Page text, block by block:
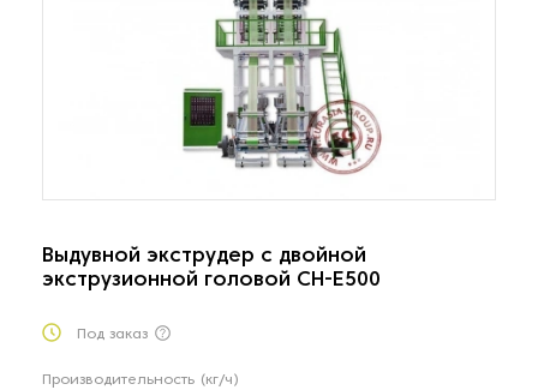
Выдувной экструдер с двойной
экструзионной головой CH-E500
Под заказ
Производительность (кг/ч)